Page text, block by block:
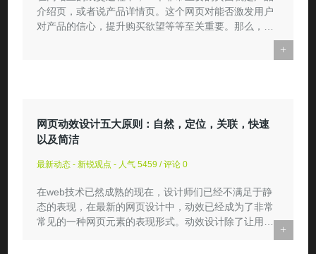
介绍页，或者说产品详情页。这个网页对能否激发用户
对产品的信心，提升购买欲望等等至关重要。那么，什
+
网页动效设计五大原则：自然，定位，关联，快速
以及简洁
最新动态 - 新锐观点 - 人气 5459 / 评论 0
在web技术已然成熟的现在，设计师们已经不满足于静
态的表现，在最新的网页设计中，动效已经成为了非常
常见的一种网页元素的表现形式。动效设计除了让用户
+